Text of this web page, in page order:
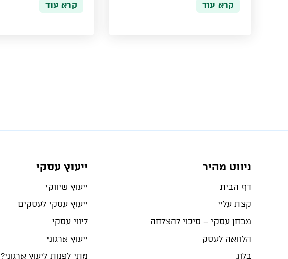
קרא עוד קרא עוד
ניווט מהיר
דף הבית
קצת עליי
מבחן עסקי – סיכוי להצלחה
הלוואה לעסק
בלוג
ייעוץ עסקי
ייעוץ שיווקי
ייעוץ עסקי לעסקים
ליווי עסקי
ייעוץ ארגוני
מתי לפנות ליעוץ ארגוני?